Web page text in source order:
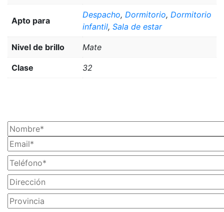
Apto para
Despacho, Dormitorio, Dormitorio
infantil, Sala de estar
Nivel de brillo Mate
Clase 32